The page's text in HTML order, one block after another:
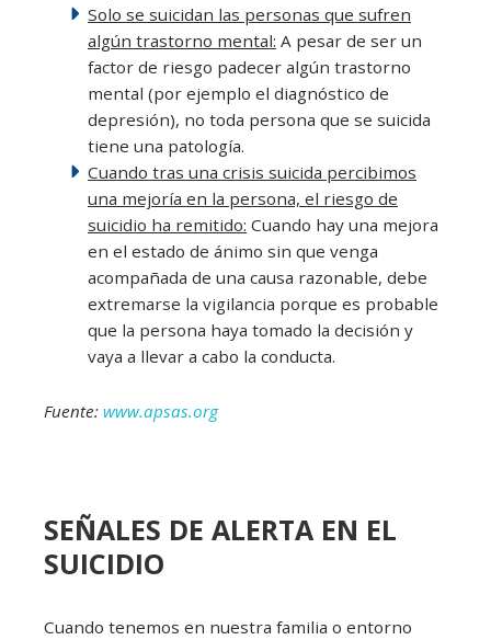
Solo se suicidan las personas que sufren
algún trastorno mental: A pesar de ser un
factor de riesgo padecer algún trastorno
mental (por ejemplo el diagnóstico de
depresión), no toda persona que se suicida
tiene una patología.
Cuando tras una crisis suicida percibimos
una mejoría en la persona, el riesgo de
suicidio ha remitido: Cuando hay una mejora
en el estado de ánimo sin que venga
acompañada de una causa razonable, debe
extremarse la vigilancia porque es probable
que la persona haya tomado la decisión y
vaya a llevar a cabo la conducta.
Fuente: www.apsas.org
SEÑALES DE ALERTA EN EL
SUICIDIO
Cuando tenemos en nuestra familia o entorno